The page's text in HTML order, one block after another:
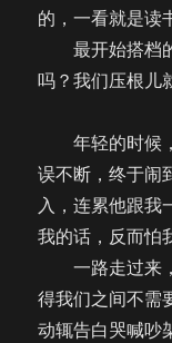
的，一看就是读
最开始搭档的
吗？我们压根儿
年轻的时候，
误不断，终于闹
入，连累他跟我
我的话，反而怕
一路走过来，
得我们之间不需
动辄告白哭喊吵